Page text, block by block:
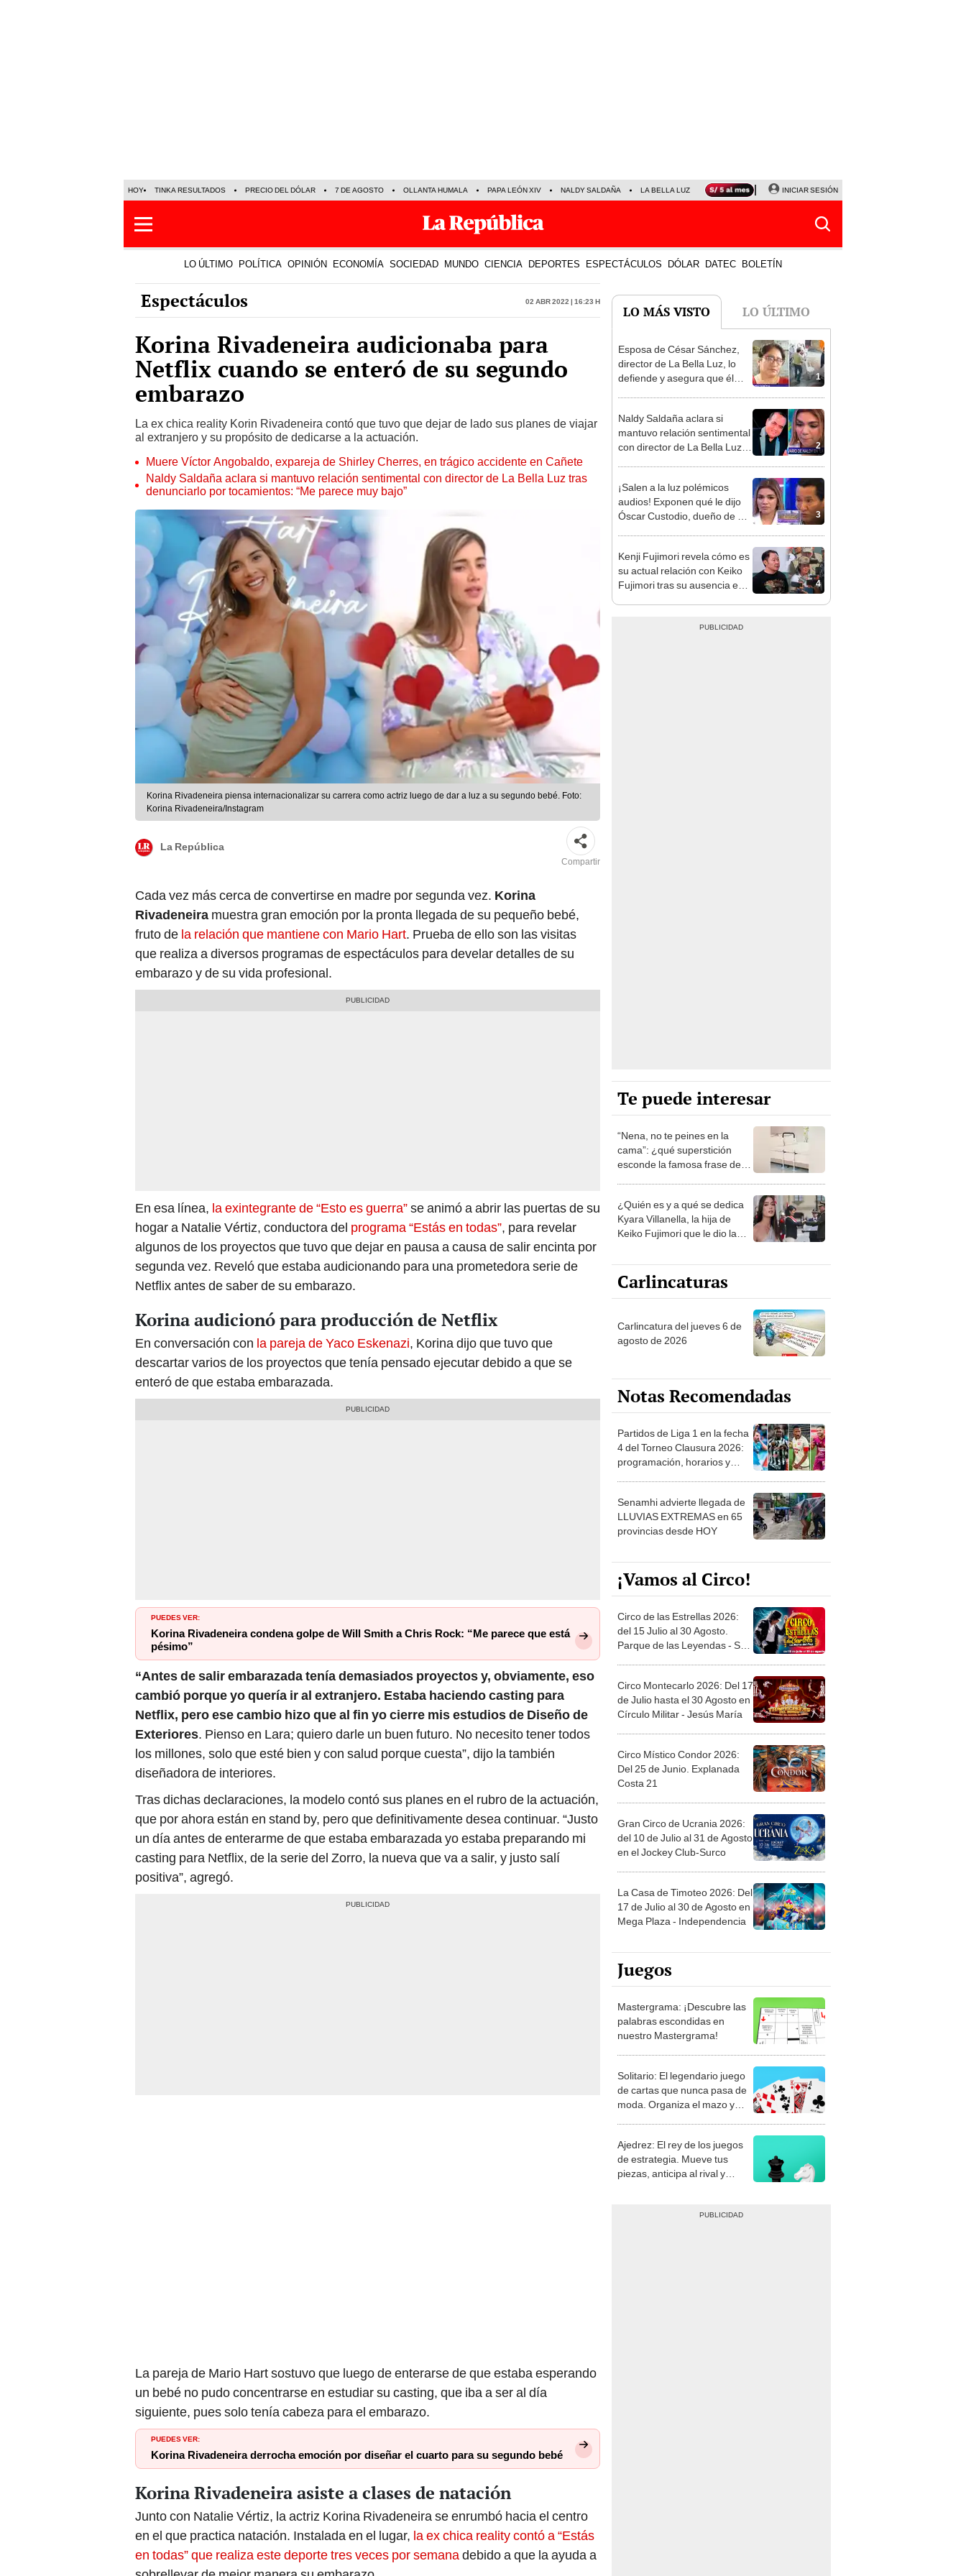
HOY TINKA RESULTADOS PRECIO DEL DÓLAR 7 DE AGOSTO OLLANTA HUMALA PAPA LEÓN XIV NALDY SALDAÑA LA BELLA LUZ MAGALY MEDINA SINUANO RESULTADOS HOY
INICIAR SESIÓN
LO ÚLTIMO POLÍTICA OPINIÓN ECONOMÍA SOCIEDAD MUNDO CIENCIA DEPORTES ESPECTÁCULOS DÓLAR DATEC BOLETÍN
Espectáculos 02 Abr 2022 | 16:23 h
Korina Rivadeneira audicionaba para
Netflix cuando se enteró de su segundo
embarazo
La ex chica reality Korin Rivadeneira contó que tuvo que dejar de lado sus planes de viajar
al extranjero y su propósito de dedicarse a la actuación.
Muere Víctor Angobaldo, expareja de Shirley Cherres, en trágico accidente en Cañete
Naldy Saldaña aclara si mantuvo relación sentimental con director de La Bella Luz tras
denunciarlo por tocamientos: “Me parece muy bajo”
Korina Rivadeneira piensa internacionalizar su carrera como actriz luego de dar a luz a su segundo bebé. Foto:
Korina Rivadeneira/Instagram
La República
Compartir
Cada vez más cerca de convertirse en madre por segunda vez. Korina
Rivadeneira muestra gran emoción por la pronta llegada de su pequeño bebé,
fruto de la relación que mantiene con Mario Hart. Prueba de ello son las visitas
que realiza a diversos programas de espectáculos para develar detalles de su
embarazo y de su vida profesional.
En esa línea, la exintegrante de “Esto es guerra”se animó a abrir las puertas de su
hogar a Natalie Vértiz, conductora del programa “Estás en todas”, para revelar
algunos de los proyectos que tuvo que dejar en pausa a causa de salir encinta por
segunda vez. Reveló que estaba audicionando para una prometedora serie de
Netflix antes de saber de su embarazo.
Korina audicionó para producción de Netflix
En conversación con la pareja de Yaco Eskenazi, Korina dijo que tuvo que
descartar varios de los proyectos que tenía pensado ejecutar debido a que se
enteró de que estaba embarazada.
PUEDES VER:
Korina Rivadeneira condena golpe de Will Smith a Chris Rock: “Me parece que está
pésimo”
“Antes de salir embarazada tenía demasiados proyectos y, obviamente, eso
cambió porque yo quería ir al extranjero. Estaba haciendo casting para
Netflix, pero ese cambio hizo que al fin yo cierre mis estudios de Diseño de
Exteriores. Pienso en Lara; quiero darle un buen futuro. No necesito tener todos
los millones, solo que esté bien y con salud porque cuesta”, dijo la también
diseñadora de interiores.
Tras dichas declaraciones, la modelo contó sus planes en el rubro de la actuación,
que por ahora están en stand by, pero que definitivamente desea continuar. “Justo
un día antes de enterarme de que estaba embarazada yo estaba preparando mi
casting para Netflix, de la serie del Zorro, la nueva que va a salir, y justo salí
positiva”, agregó.
La pareja de Mario Hart sostuvo que luego de enterarse de que estaba esperando
un bebé no pudo concentrarse en estudiar su casting, que iba a ser al día
siguiente, pues solo tenía cabeza para el embarazo.
PUEDES VER:
Korina Rivadeneira derrocha emoción por diseñar el cuarto para su segundo bebé
Korina Rivadeneira asiste a clases de natación
Junto con Natalie Vértiz, la actriz Korina Rivadeneira se enrumbó hacia el centro
en el que practica natación. Instalada en el lugar, la ex chica reality contó a “Estás
en todas” que realiza este deporte tres veces por semanadebido a que la ayuda a
LO MÁS VISTO LO ÚLTIMO
1
Esposa de César Sánchez,
director de La Bella Luz, lo
defiende y asegura que él
dos años"
2
Naldy Saldaña aclara si
mantuvo relación sentimental
con director de La Bella Luz
bajo”
3
¡Salen a la luz polémicos
audios! Exponen qué le dijo
Óscar Custodio, dueño de La
musical
4
Kenji Fujimori revela cómo es
su actual relación con Keiko
Fujimori tras su ausencia en
Te puede interesar
“Nena, no te peines en la
cama”: ¿qué superstición
esconde la famosa frase de
¿Quién es y a qué se dedica
Kyara Villanella, la hija de
Keiko Fujimori que le dio la
Carlincaturas
Carlincatura del jueves 6 de
agosto de 2026
Notas Recomendadas
Partidos de Liga 1 en la fecha
4 del Torneo Clausura 2026:
programación, horarios y
Senamhi advierte llegada de
LLUVIAS EXTREMAS en 65
provincias desde HOY
¡Vamos al Circo!
Circo de las Estrellas 2026:
del 15 Julio al 30 Agosto.
Parque de las Leyendas - San
Circo Montecarlo 2026: Del 17
de Julio hasta el 30 Agosto en
Círculo Militar - Jesús María
Circo Místico Condor 2026:
Del 25 de Junio. Explanada
Costa 21
Gran Circo de Ucrania 2026:
del 10 de Julio al 31 de Agosto
en el Jockey Club-Surco
La Casa de Timoteo 2026: Del
17 de Julio al 30 de Agosto en
Mega Plaza - Independencia
Juegos
Mastergrama: ¡Descubre las
palabras escondidas en
nuestro Mastergrama!
Solitario: El legendario juego
de cartas que nunca pasa de
moda. Organiza el mazo y
Ajedrez: El rey de los juegos
de estrategia. Mueve tus
piezas, anticipa al rival y